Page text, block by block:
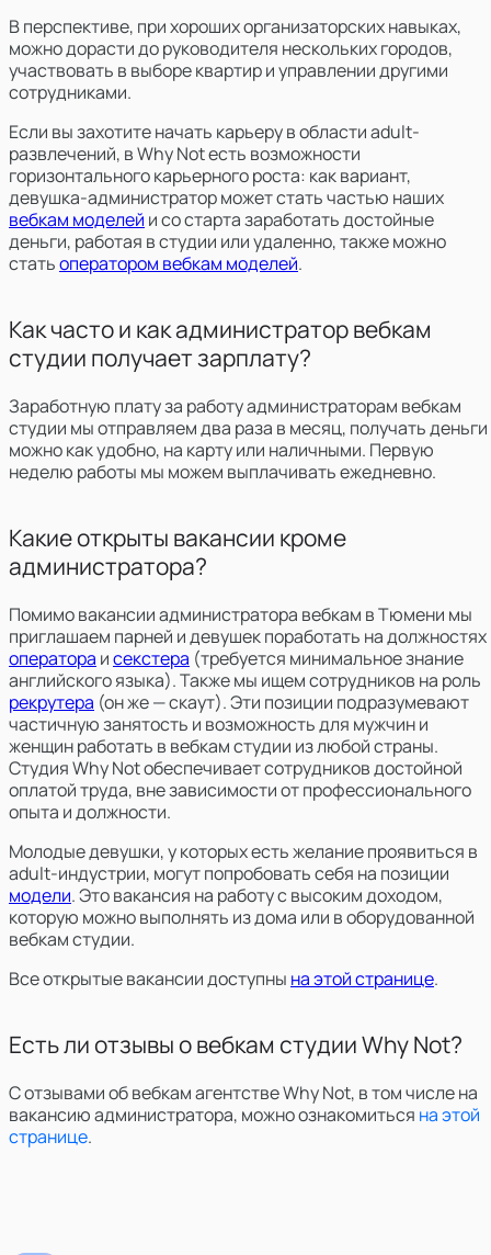
В перспективе, при хороших организаторских навыках,
можно дорасти до руководителя нескольких городов,
участвовать в выборе квартир и управлении другими
сотрудниками.
Если вы захотите начать карьеру в области adult-
развлечений, в Why Not есть возможности
горизонтального карьерного роста: как вариант,
девушка-администратор может стать частью наших
вебкам моделей и со старта заработать достойные
деньги, работая в студии или удаленно, также можно
статьоператором вебкам моделей.
Как часто и как администратор вебкам
студии получает зарплату?
Заработную плату за работу администраторам вебкам
студии мы отправляем два раза в месяц, получать деньги
можно как удобно, на карту или наличными. Первую
неделю работы мы можем выплачивать ежедневно.
Какие открыты вакансии кроме
администратора?
Помимо вакансии администратора вебкам в Тюмени мы
приглашаем парней и девушек поработать на должностях
оператора исекстера (требуется минимальное знание
английского языка). Также мы ищем сотрудников на роль
рекрутера (он же — скаут). Эти позиции подразумевают
частичную занятость и возможность для мужчин и
женщин работать в вебкам студии из любой страны.
Студия Why Not обеспечивает сотрудников достойной
оплатой труда, вне зависимости от профессионального
опыта и должности.
Молодые девушки, у которых есть желание проявиться в
adult-индустрии, могут попробовать себя на позиции
модели. Это вакансия на работу с высоким доходом,
которую можно выполнять из дома или в оборудованной
вебкам студии.
Все открытые вакансии доступны на этой странице.
Есть ли отзывы о вебкам студии Why Not?
С отзывами об вебкам агентстве Why Not, в том числе на
вакансию администратора, можно ознакомиться на этой
странице.